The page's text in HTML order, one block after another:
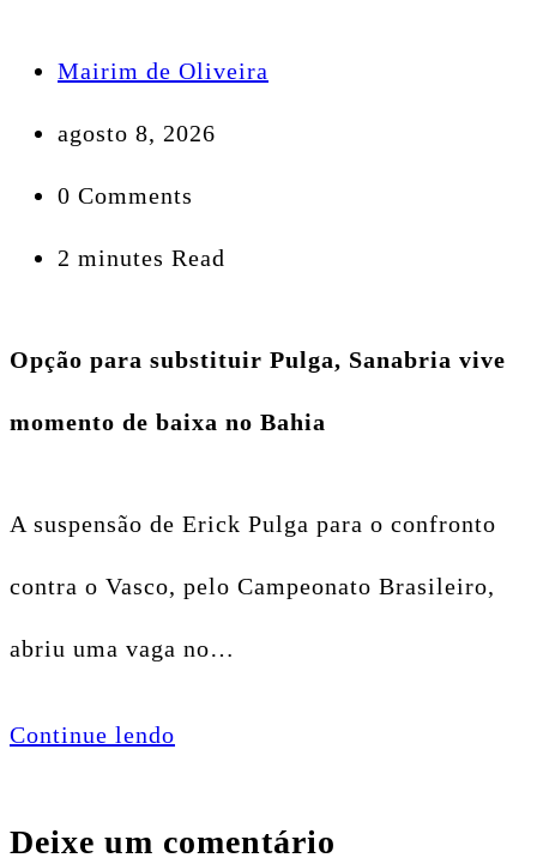
Mairim de Oliveira
agosto 8, 2026
0 Comments
2 minutes Read
Opção para substituir Pulga, Sanabria vive
momento de baixa no Bahia
A suspensão de Erick Pulga para o confronto
contra o Vasco, pelo Campeonato Brasileiro,
abriu uma vaga no…
Continue lendo
Deixe um comentário